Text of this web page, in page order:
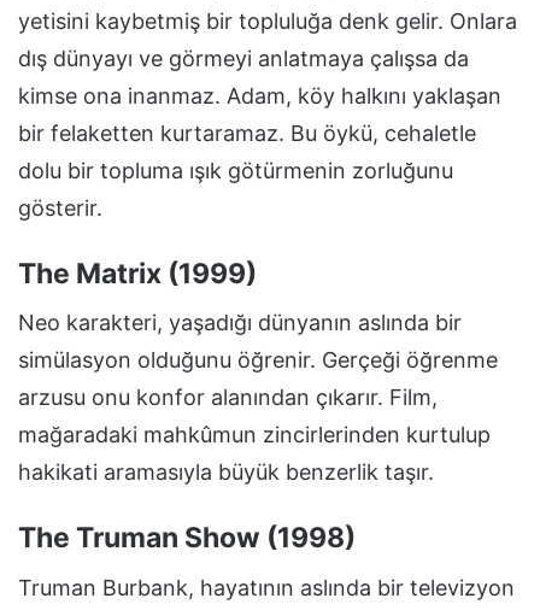
yetisini kaybetmiş bir topluluğa denk gelir. Onlara
dış dünyayı ve görmeyi anlatmaya çalışsa da
kimse ona inanmaz. Adam, köy halkını yaklaşan
bir felaketten kurtaramaz. Bu öykü, cehaletle
dolu bir topluma ışık götürmenin zorluğunu
gösterir.
The Matrix (1999)
Neo karakteri, yaşadığı dünyanın aslında bir
simülasyon olduğunu öğrenir. Gerçeği öğrenme
arzusu onu konfor alanından çıkarır. Film,
mağaradaki mahkûmun zincirlerinden kurtulup
hakikati aramasıyla büyük benzerlik taşır.
The Truman Show (1998)
Truman Burbank, hayatının aslında bir televizyon